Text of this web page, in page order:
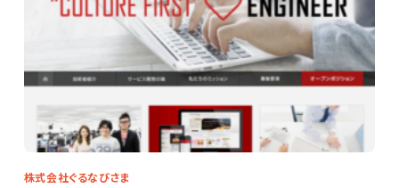
株式会社ぐるなびさま